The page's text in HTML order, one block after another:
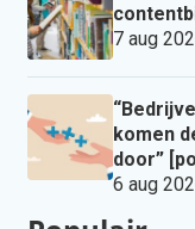
7 aug
komen
door”
6 aug